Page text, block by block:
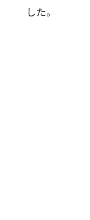
した。